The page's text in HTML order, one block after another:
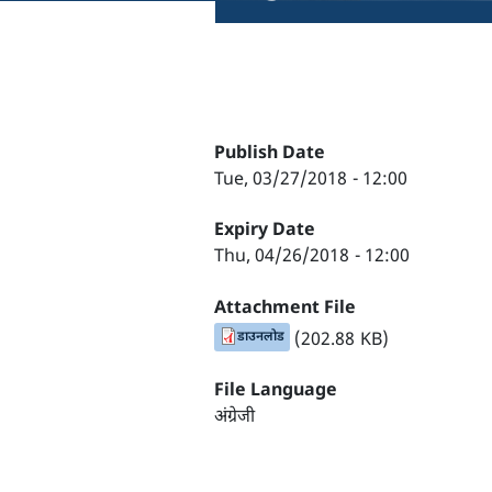
Publish Date
Tue, 03/27/2018 - 12:00
Expiry Date
Thu, 04/26/2018 - 12:00
Attachment File
डाउनलोड (202.88 KB)
File Language
अंग्रेजी